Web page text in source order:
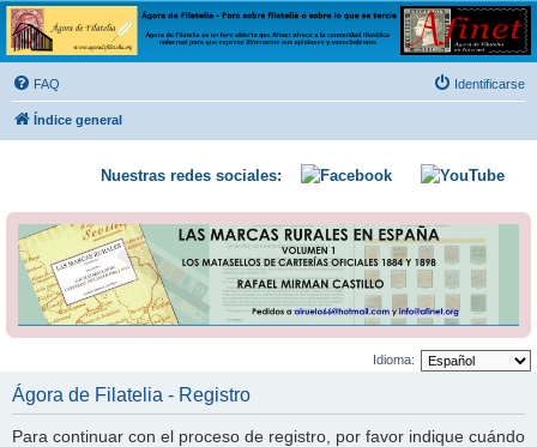
Ágora de Filatelia
Foro sobre filatelia o sobre lo que se tercie. Ágora de Filatelia es un foro abierto que Afinet
ofrece a la comunidad filatélica universal para que exprese libremente sus opiniones y
conocimientos
FAQ Identificarse
Índice general
Nuestras redes sociales:
Idioma:
Ágora de Filatelia - Registro
Para continuar con el proceso de registro, por favor indique cuándo